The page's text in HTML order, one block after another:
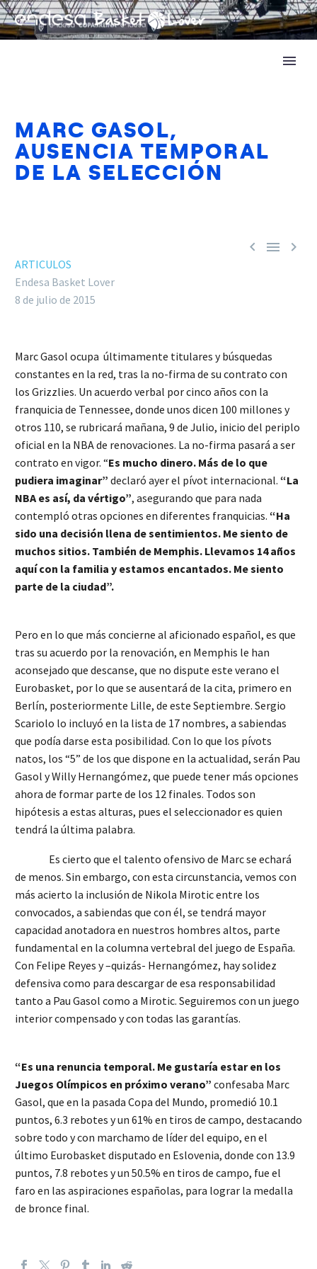
MARC GASOL,
AUSENCIA TEMPORAL
DE LA SELECCIÓN
  
ARTICULOS
Endesa Basket Lover
8 de julio de 2015
Marc Gasol ocupa últimamente titulares y búsquedas
constantes en la red, tras la no-firma de su contrato con
los Grizzlies. Un acuerdo verbal por cinco años con la
franquicia de Tennessee, donde unos dicen 100 millones y
otros 110, se rubricará mañana, 9 de Julio, inicio del periplo
oficial en la NBA de renovaciones. La no-firma pasará a ser
contrato en vigor. “Es mucho dinero. Más de lo que
pudiera imaginar” declaró ayer el pívot internacional. “La
NBA es así, da vértigo”, asegurando que para nada
contempló otras opciones en diferentes franquicias. “Ha
sido una decisión llena de sentimientos. Me siento de
muchos sitios. También de Memphis. Llevamos 14 años
aquí con la familia y estamos encantados. Me siento
parte de la ciudad”.
Pero en lo que más concierne al aficionado español, es que
tras su acuerdo por la renovación, en Memphis le han
aconsejado que descanse, que no dispute este verano el
Eurobasket, por lo que se ausentará de la cita, primero en
Berlín, posteriormente Lille, de este Septiembre. Sergio
Scariolo lo incluyó en la lista de 17 nombres, a sabiendas
que podía darse esta posibilidad. Con lo que los pívots
natos, los “5” de los que dispone en la actualidad, serán Pau
Gasol y Willy Hernangómez, que puede tener más opciones
ahora de formar parte de los 12 finales. Todos son
hipótesis a estas alturas, pues el seleccionador es quien
tendrá la última palabra.
Es cierto que el talento ofensivo de Marc se echará
de menos. Sin embargo, con esta circunstancia, vemos con
más acierto la inclusión de Nikola Mirotic entre los
convocados, a sabiendas que con él, se tendrá mayor
capacidad anotadora en nuestros hombres altos, parte
fundamental en la columna vertebral del juego de España.
Con Felipe Reyes y –quizás- Hernangómez, hay solidez
defensiva como para descargar de esa responsabilidad
tanto a Pau Gasol como a Mirotic. Seguiremos con un juego
interior compensado y con todas las garantías.
“Es una renuncia temporal. Me gustaría estar en los
Juegos Olímpicos en próximo verano” confesaba Marc
Gasol, que en la pasada Copa del Mundo, promedió 10.1
puntos, 6.3 rebotes y un 61% en tiros de campo, destacando
sobre todo y con marchamo de líder del equipo, en el
último Eurobasket disputado en Eslovenia, donde con 13.9
puntos, 7.8 rebotes y un 50.5% en tiros de campo, fue el
faro en las aspiraciones españolas, para lograr la medalla
de bronce final.